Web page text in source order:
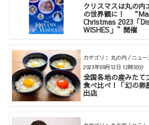
クリスマスは丸の
の世界観に！
Christmas 2023「
WISHES」”開催
カテゴリ： 丸の内 / ニュ
全国各地の産みたて
食べ比べ！「幻の卵
出店
2023年09月12日 12時30分